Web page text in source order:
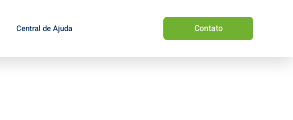
Central de Ajuda Contato